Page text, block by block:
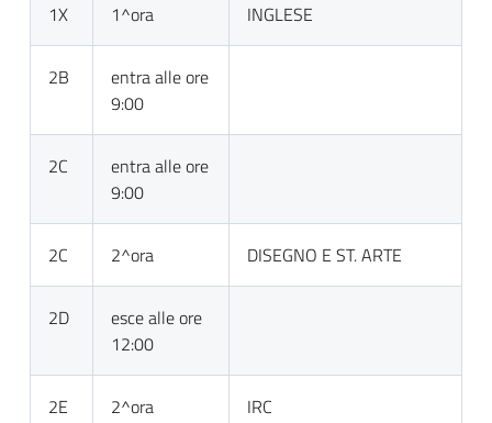
1X 1^ora INGLESE
2B
entra alle ore
9:00
2C
entra alle ore
9:00
2C 2^ora DISEGNO E ST. ARTE
2D
esce alle ore
12:00
2E 2^ora IRC